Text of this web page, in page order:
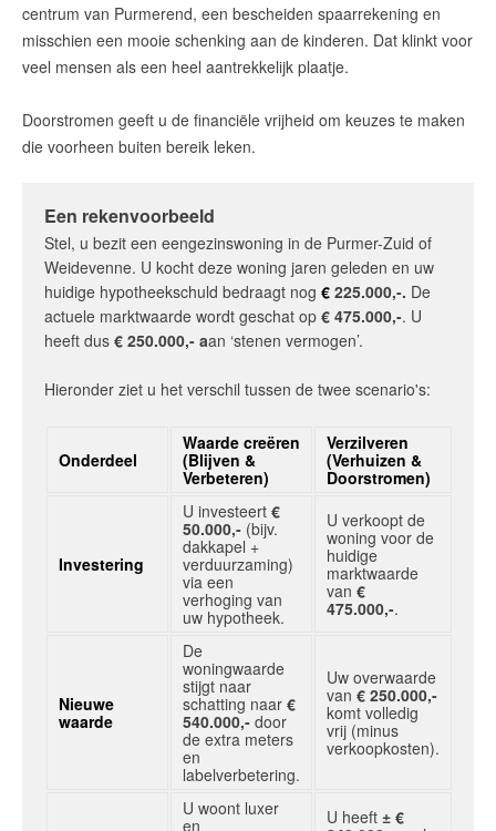
centrum van Purmerend, een bescheiden spaarrekening en
misschien een mooie schenking aan de kinderen. Dat klinkt voor
veel mensen als een heel aantrekkelijk plaatje.
Doorstromen geeft u de financiële vrijheid om keuzes te maken
die voorheen buiten bereik leken.
Een rekenvoorbeeld
Stel, u bezit een eengezinswoning in de Purmer-Zuid of
Weidevenne. U kocht deze woning jaren geleden en uw
huidige hypotheekschuld bedraagt nog € 225.000,-. De
actuele marktwaarde wordt geschat op € 475.000,-. U
heeft dus € 250.000,- aan ‘stenen vermogen’.
Hieronder ziet u het verschil tussen de twee scenario's:
Onderdeel
Waarde creëren
(Blijven &
Verbeteren)
Verzilveren
(Verhuizen &
Doorstromen)
Investering
U investeert €
50.000,- (bijv.
dakkapel +
verduurzaming)
via een
verhoging van
uw hypotheek.
U verkoopt de
woning voor de
huidige
marktwaarde
van €
475.000,-.
Nieuwe
waarde
De
woningwaarde
stijgt naar
schatting naar €
540.000,- door
de extra meters
en
labelverbetering.
Uw overwaarde
van € 250.000,-
komt volledig
vrij (minus
verkoopkosten).
U woont luxer
en
U heeft ± €